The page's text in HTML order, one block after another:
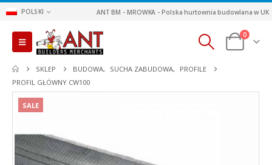
POLSKI ANT BM - MROWKA - Polska hurtownia budowlana w UK
0
SKLEP BUDOWA, SUCHA ZABUDOWA,
PROFILE
PROFIL GŁÓWNY CW100
SALE